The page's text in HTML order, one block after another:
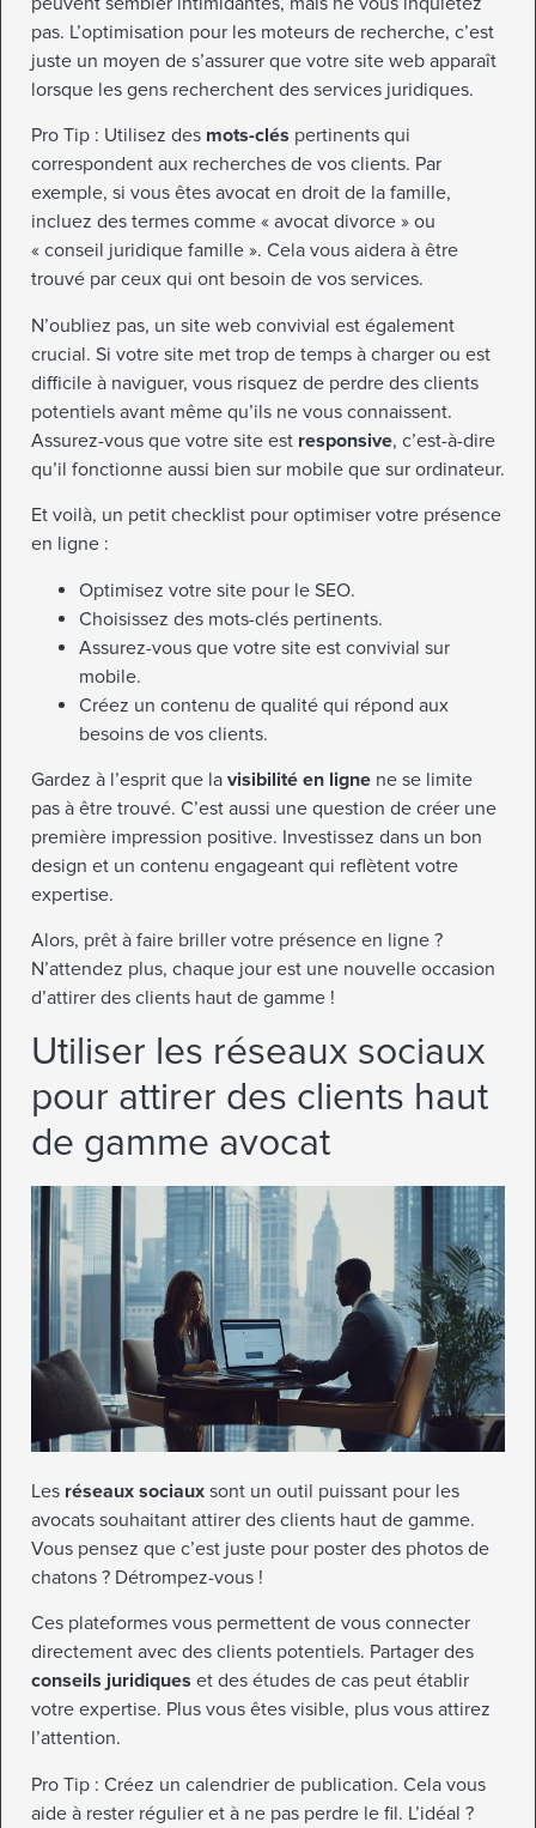
pas. L’optimisation pour les moteurs de recherche, c’est
juste un moyen de s’assurer que votre site web apparaît
lorsque les gens recherchent des services juridiques.
Pro Tip : Utilisez des mots-clés pertinents qui
correspondent aux recherches de vos clients. Par
exemple, si vous êtes avocat en droit de la famille,
incluez des termes comme « avocat divorce » ou
« conseil juridique famille ». Cela vous aidera à être
trouvé par ceux qui ont besoin de vos services.
N’oubliez pas, un site web convivial est également
crucial. Si votre site met trop de temps à charger ou est
difficile à naviguer, vous risquez de perdre des clients
potentiels avant même qu’ils ne vous connaissent.
Assurez-vous que votre site est responsive, c’est-à-dire
qu’il fonctionne aussi bien sur mobile que sur ordinateur.
Et voilà, un petit checklist pour optimiser votre présence
en ligne :
Optimisez votre site pour le SEO.
Choisissez des mots-clés pertinents.
Assurez-vous que votre site est convivial sur
mobile.
Créez un contenu de qualité qui répond aux
besoins de vos clients.
Gardez à l’esprit que la visibilité en ligne ne se limite
pas à être trouvé. C’est aussi une question de créer une
première impression positive. Investissez dans un bon
design et un contenu engageant qui reflètent votre
expertise.
Alors, prêt à faire briller votre présence en ligne ?
N’attendez plus, chaque jour est une nouvelle occasion
d’attirer des clients haut de gamme !
Utiliser les réseaux sociaux
pour attirer des clients haut
de gamme avocat
Les réseaux sociaux sont un outil puissant pour les
avocats souhaitant attirer des clients haut de gamme.
Vous pensez que c’est juste pour poster des photos de
chatons ? Détrompez-vous !
Ces plateformes vous permettent de vous connecter
directement avec des clients potentiels. Partager des
conseils juridiques et des études de cas peut établir
votre expertise. Plus vous êtes visible, plus vous attirez
l’attention.
Pro Tip : Créez un calendrier de publication. Cela vous
aide à rester régulier et à ne pas perdre le fil. L’idéal ?